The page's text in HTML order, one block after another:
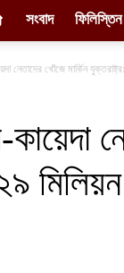
সংবাদ ফিলিস্তিন
নেতাদের খোঁজে মার্কিন